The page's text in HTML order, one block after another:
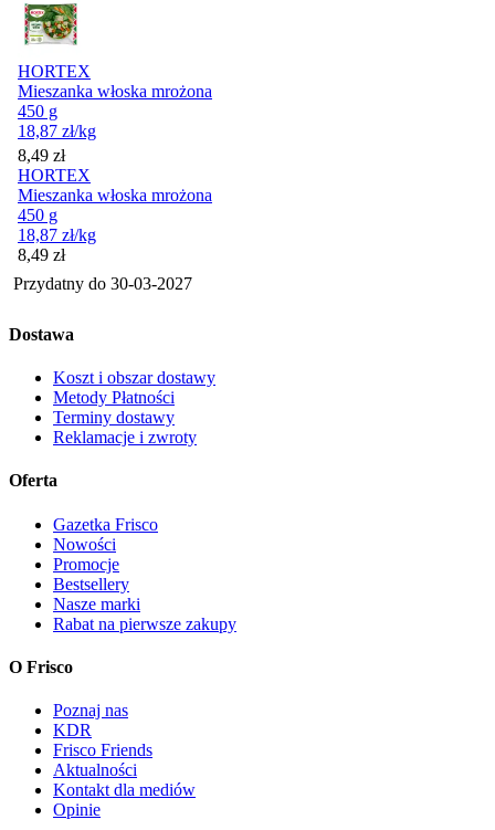
HORTEX
Mieszanka włoska mrożona
450 g
18,87 zł/kg
Cena
8,49 zł
HORTEX
Mieszanka włoska mrożona
450 g
18,87 zł/kg
Cena
8,49 zł
Przydatny do 30-03-2027
Dostawa
Koszt i obszar dostawy
Metody Płatności
Terminy dostawy
Reklamacje i zwroty
Oferta
Gazetka Frisco
Nowości
Promocje
Bestsellery
Nasze marki
Rabat na pierwsze zakupy
O Frisco
Poznaj nas
KDR
Frisco Friends
Aktualności
Kontakt dla mediów
Opinie